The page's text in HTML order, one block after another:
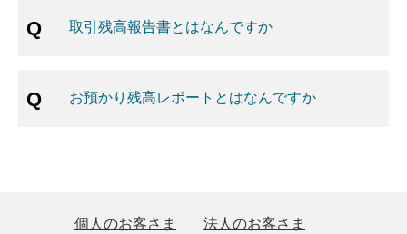
取引残高報告書とはなんですか
お預かり残高レポートとはなんですか
個人のお客さま
法人のお客さま